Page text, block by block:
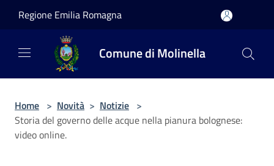
Regione Emilia Romagna
Comune di Molinella
Home > Novità > Notizie >
Storia del governo delle acque nella pianura bolognese:
video online.